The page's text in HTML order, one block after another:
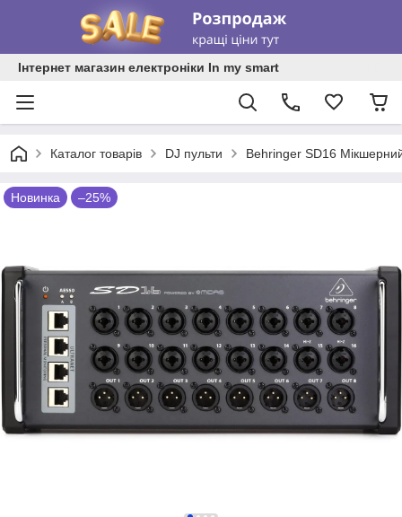
Інтернет магазин електроніки In my smart
Каталог товарів DJ пульти Behringer SD16
Новинка –25%